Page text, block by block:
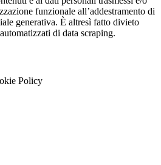
funzionale all’addestramento di
generativa. È altresì fatto divieto
di data scraping.
Policy